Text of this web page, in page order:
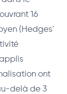
16
(Hedges'
ont
delà de 3